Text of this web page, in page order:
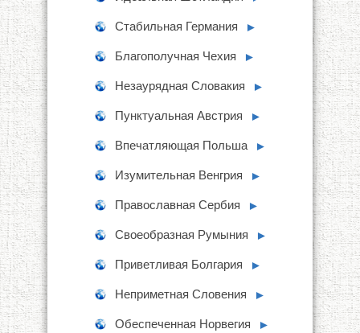
Стабильная Германия ►
Благополучная Чехия ►
Незаурядная Словакия ►
Пунктуальная Австрия ►
Впечатляющая Польша ►
Изумительная Венгрия ►
Православная Сербия ►
Своеобразная Румыния ►
Приветливая Болгария ►
Неприметная Словения ►
Обеспеченная Норвегия ►